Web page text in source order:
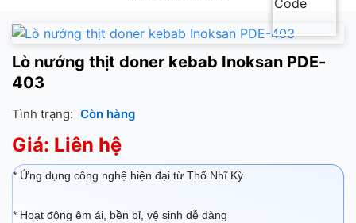
Lò nướng thịt doner kebab Inoksan PDE-
403
Tình trạng: Còn hàng
Giá: Liên hệ
* Ứng dụng công nghệ hiện đại từ Thổ Nhĩ Kỳ
* Hoạt động êm ái, bền bỉ, vệ sinh dễ dàng